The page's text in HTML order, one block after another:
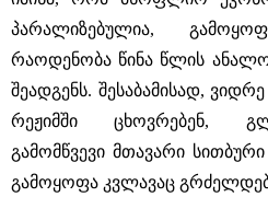
პარალიზებულია,
რაოდენობა წინა წლის
შეადგენს. შესაბამისად,
რეჟიმში ცხოვრებენ,
გამომწვევი მთავარი
გამოყოფა კვლავაც